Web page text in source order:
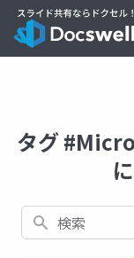
タグ
検索